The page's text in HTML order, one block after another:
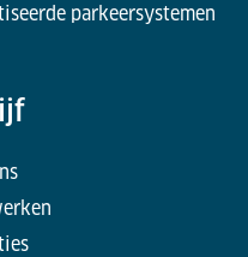
parkeersystemen